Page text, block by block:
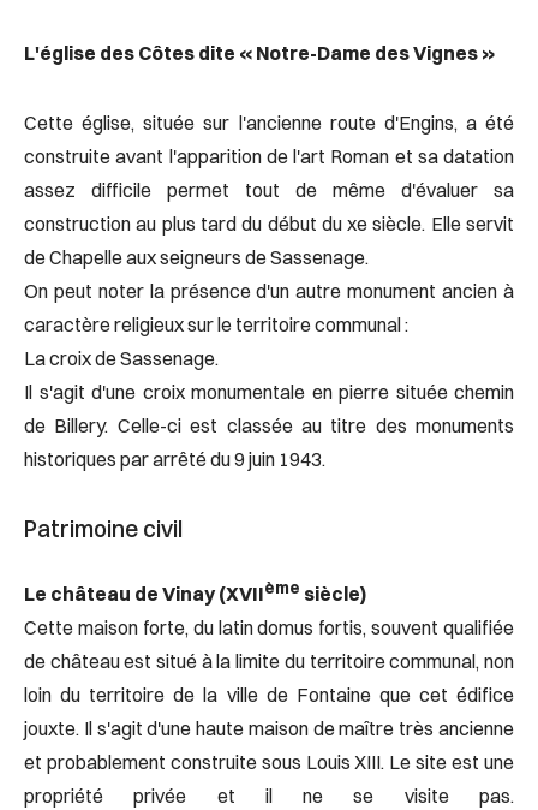
L'église des Côtes dite « Notre-Dame des Vignes »
Cette église, située sur l'ancienne route d'Engins, a été
construite avant l'apparition de l'art Roman et sa datation
assez difficile permet tout de même d'évaluer sa
construction au plus tard du début du xe siècle. Elle servit
de Chapelle aux seigneurs de Sassenage.
On peut noter la présence d'un autre monument ancien à
caractère religieux sur le territoire communal :
La croix de Sassenage.
Il s'agit d'une croix monumentale en pierre située chemin
de Billery. Celle-ci est classée au titre des monuments
historiques par arrêté du 9 juin 1943.
Patrimoine civil
Le château de Vinay (XVIIème siècle)
Cette maison forte, du latin domus fortis, souvent qualifiée
de château est situé à la limite du territoire communal, non
loin du territoire de la ville de Fontaine que cet édifice
jouxte. Il s'agit d'une haute maison de maître très ancienne
et probablement construite sous Louis XIII. Le site est une
propriété privée et il ne se visite pas.